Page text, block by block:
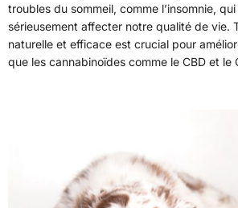
troubles du sommeil, comme l’insomnie,
sérieusement affecter notre qualité de vie.
naturelle et efficace est crucial pour
que les cannabinoïdes comme le CBD et le